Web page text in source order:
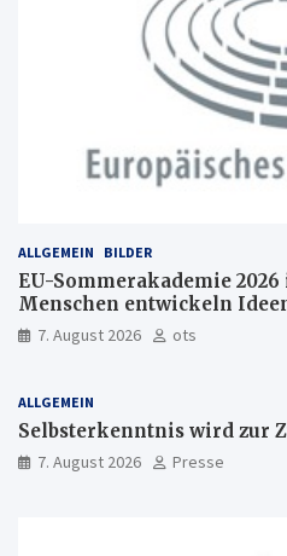
ALLGEMEIN BILDER
EU-Sommerakademie 2026
Menschen entwickeln
7. August 2026 ots
ALLGEMEIN
Selbsterkenntnis wird zur
7. August 2026 Presse